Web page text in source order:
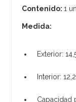
Contenido:1
Medida:
Exterior:
Interior:
Capacidad